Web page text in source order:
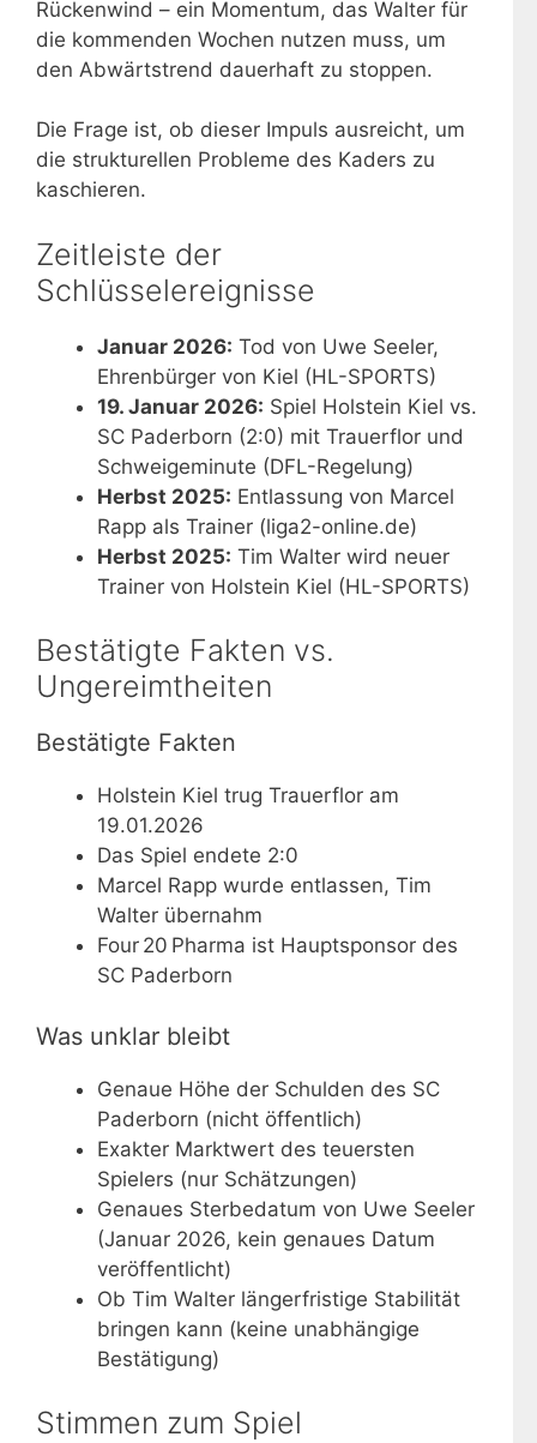
Rückenwind – ein Momentum, das Walter für
die kommenden Wochen nutzen muss, um
den Abwärtstrend dauerhaft zu stoppen.
Die Frage ist, ob dieser Impuls ausreicht, um
die strukturellen Probleme des Kaders zu
kaschieren.
Zeitleiste der
Schlüsselereignisse
Januar 2026: Tod von Uwe Seeler,
Ehrenbürger von Kiel (HL-SPORTS)
19. Januar 2026: Spiel Holstein Kiel vs.
SC Paderborn (2:0) mit Trauerflor und
Schweigeminute (DFL-Regelung)
Herbst 2025: Entlassung von Marcel
Rapp als Trainer (liga2-online.de)
Herbst 2025: Tim Walter wird neuer
Trainer von Holstein Kiel (HL-SPORTS)
Bestätigte Fakten vs.
Ungereimtheiten
Bestätigte Fakten
Holstein Kiel trug Trauerflor am
19.01.2026
Das Spiel endete 2:0
Marcel Rapp wurde entlassen, Tim
Walter übernahm
Four 20 Pharma ist Hauptsponsor des
SC Paderborn
Was unklar bleibt
Genaue Höhe der Schulden des SC
Paderborn (nicht öffentlich)
Exakter Marktwert des teuersten
Spielers (nur Schätzungen)
Genaues Sterbedatum von Uwe Seeler
(Januar 2026, kein genaues Datum
veröffentlicht)
Ob Tim Walter längerfristige Stabilität
bringen kann (keine unabhängige
Bestätigung)
Stimmen zum Spiel